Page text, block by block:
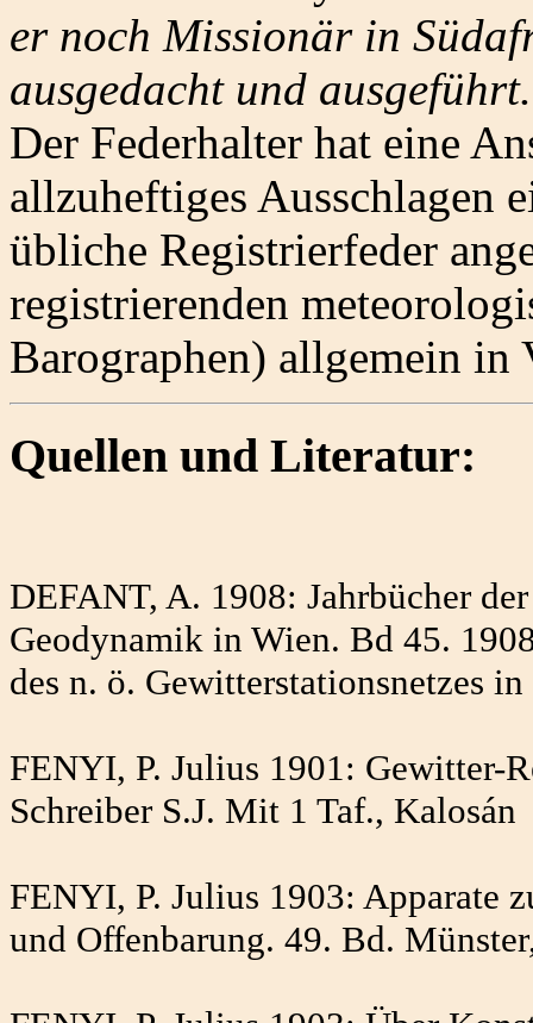
er noch Missionär in
ausgedacht und ausgeführt.
Der Federhalter hat eine
allzuheftiges Ausschlagen
übliche Registrierfeder
registrierenden
Barographen) allgemein in
Quellen und Literatur:
DEFANT, A. 1908: Jahrbücher
Geodynamik in Wien. Bd 45.
des n. ö. Gewitterstationsnetzes
FENYI, P. Julius 1901: Gewitter-
Schreiber S.J. Mit 1 Taf., Kalosán
FENYI, P. Julius 1903: Apparate
und Offenbarung. 49. Bd.